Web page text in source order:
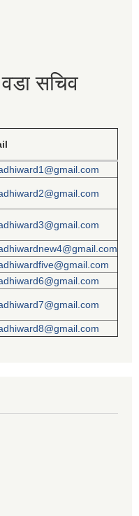
वडा सचिव